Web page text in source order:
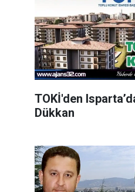
TOKİ'den
Dükkan